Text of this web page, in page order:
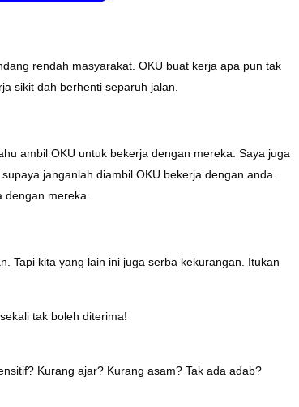
rendah masyarakat. OKU buat kerja apa pun tak
sikit dah berhenti separuh jalan.
ambil OKU untuk bekerja dengan mereka. Saya juga
janganlah diambil OKU bekerja dengan anda.
mereka.
Tapi kita yang lain ini juga serba kekurangan. Itukan
tak boleh diterima!
Kurang ajar? Kurang asam? Tak ada adab?